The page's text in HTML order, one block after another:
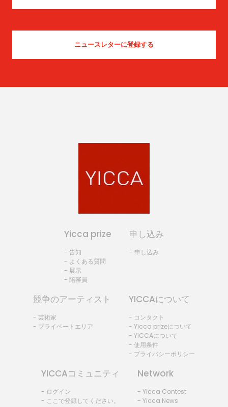
Yicca prize
- 告知
- よくある質問
- 展示
- 陪審員
申し込み
- 申し込み
競争のアーティスト
- 芸術家
- プライベートエリア
YICCAについて
- コンタクト
- Yicca prizeについて
- YICCAについて
- 使用条件
- プライバシーポリシー
YICCAコミュニティ
- ログイン
- ここで登録してください。
Network
- Yicca Contest
- Yicca News